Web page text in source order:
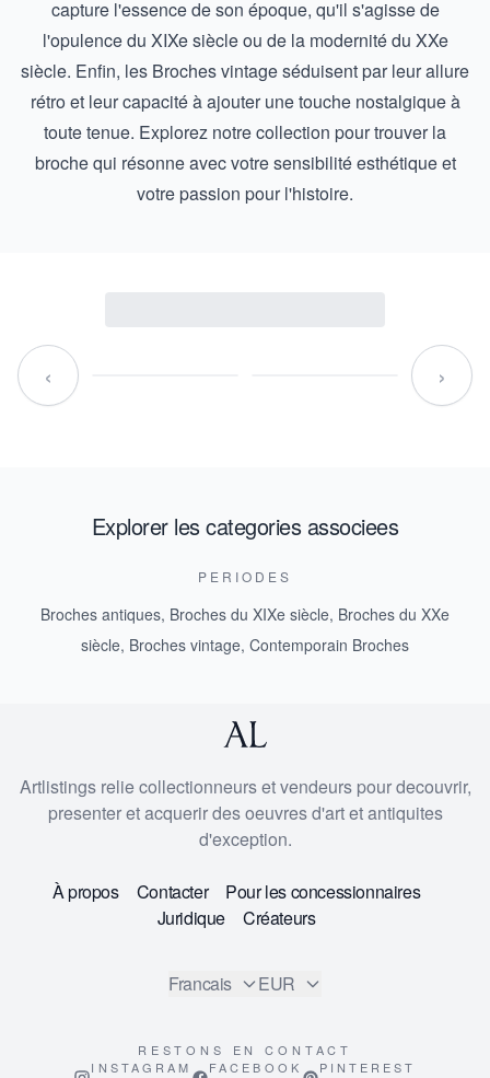
capture l'essence de son époque, qu'il s'agisse de
l'opulence du XIXe siècle ou de la modernité du XXe
siècle. Enfin, les Broches vintageséduisent par leur allure
rétro et leur capacité à ajouter une touche nostalgique à
toute tenue. Explorez notre collection pour trouver la
broche qui résonne avec votre sensibilité esthétique et
votre passion pour l'histoire.
‹ ›
Explorer les categories associees
PERIODES
Broches antiques, Broches du XIXe siècle, Broches du XXe
siècle, Broches vintage, Contemporain Broches
Artlistings relie collectionneurs et vendeurs pour decouvrir,
presenter et acquerir des oeuvres d'art et antiquites
d'exception.
À propos Contacter
Pour les concessionnaires
Juridique
Créateurs
Francais EUR
RESTONS EN CONTACT
INSTAGRAM
FACEBOOK PINTEREST